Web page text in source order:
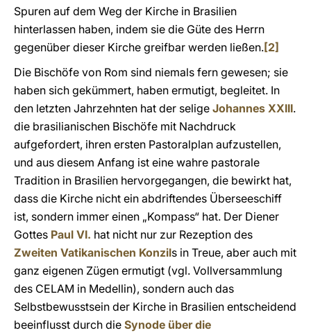
Spuren auf dem Weg der Kirche in Brasilien
hinterlassen haben, indem sie die Güte des Herrn
gegenüber dieser Kirche greifbar werden ließen.[2]
Die Bischöfe von Rom sind niemals fern gewesen; sie
haben sich gekümmert, haben ermutigt, begleitet. In
den letzten Jahrzehnten hat der selige Johannes XXIII.
die brasilianischen Bischöfe mit Nachdruck
aufgefordert, ihren ersten Pastoralplan aufzustellen,
und aus diesem Anfang ist eine wahre pastorale
Tradition in Brasilien hervorgegangen, die bewirkt hat,
dass die Kirche nicht ein abdriftendes Überseeschiff
ist, sondern immer einen „Kompass“ hat. Der Diener
Gottes Paul VI. hat nicht nur zur Rezeption des
Zweiten Vatikanischen Konzils in Treue, aber auch mit
ganz eigenen Zügen ermutigt (vgl. Vollversammlung
des CELAM in Medellin), sondern auch das
Selbstbewusstsein der Kirche in Brasilien entscheidend
beeinflusst durch die Synode über die